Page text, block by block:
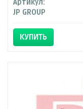
Артикул:
JP GROUP
КУПИТЬ